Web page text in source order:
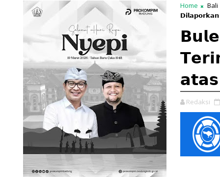
Home Bali
Redaksi